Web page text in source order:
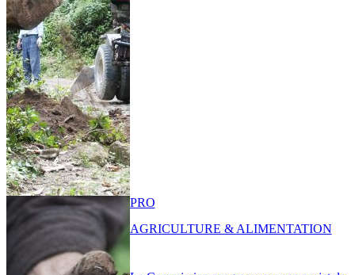
PRO
AGRICULTURE & ALIMENTATION